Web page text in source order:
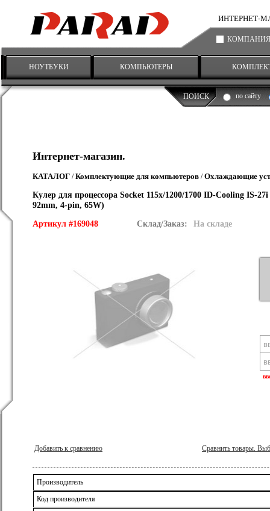
ИНТЕРНЕТ-
КОМПАНИЯ
НОУТБУКИ КОМПЬЮТЕРЫ
ПОИСК по сайту
Интернет-магазин.
КАТАЛОГ /Комплектующие для компьютеров /Охлаждающие
Кулер для процессора Socket 115x/1200/1700 ID-Cooling IS-
92mm, 4-pin, 65W)
Артикул #169048
Склад/Заказ: На складе
Добавить к сравнению Сравнить товары.
Производитель
Код производителя